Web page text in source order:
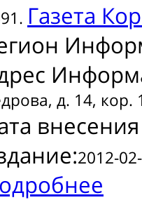
Газета
д. 14, кор.
2012-